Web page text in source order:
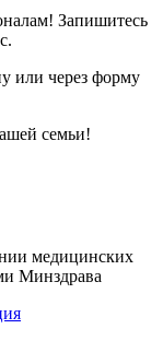
Запишитесь
или через форму
семьи!
медицинских
Минздрава